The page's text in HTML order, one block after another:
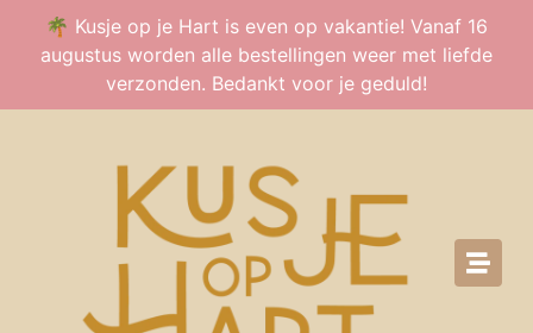
🌴 Kusje op je Hart is even op vakantie! Vanaf 16
augustus worden alle bestellingen weer met liefde
verzonden. Bedankt voor je geduld!